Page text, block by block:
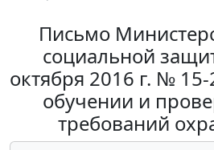
Письмо
социальной
октября 2016 г. №
обучении и
требований